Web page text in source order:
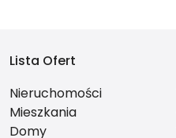
Lista Ofert
Nieruchomości
Mieszkania
Domy